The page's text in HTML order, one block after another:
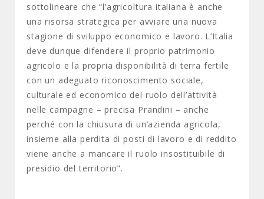
sottolineare che “l’agricoltura italiana è anche
una risorsa strategica per avviare una nuova
stagione di sviluppo economico e lavoro. L’Italia
deve dunque difendere il proprio patrimonio
agricolo e la propria disponibilità di terra fertile
con un adeguato riconoscimento sociale,
culturale ed economico del ruolo dell’attività
nelle campagne – precisa Prandini – anche
perché con la chiusura di un’azienda agricola,
insieme alla perdita di posti di lavoro e di reddito
viene anche a mancare il ruolo insostituibile di
presidio del territorio”.